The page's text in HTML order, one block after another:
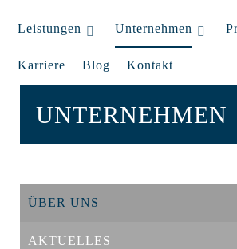
Leistungen Unternehmen
Karriere Blog Kontakt
UNTERNEHMEN
ÜBER UNS
AKTUELLES